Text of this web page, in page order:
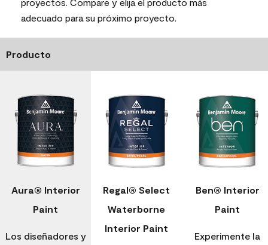
adecuado para su próximo proyecto.
Producto
Aura® Interior
Paint
Los diseñadores y
Regal® Select
Waterborne
Interior Paint
Ben® Interior
Paint
Experimente la